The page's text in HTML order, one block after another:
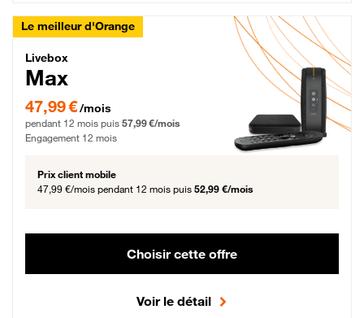
Le meilleur d'Orange
Livebox Max Fibre
Livebox
Max
47,99 € par mois pendant 12 mois puis 57,99 € par mois, Engagement 12 mois
47,99 €/mois
pendant 12 mois puis 57,99 €/mois
Engagement 12 mois
Prix client mobile
47,99 €/mois pendant 12 mois puis 52,99 €/mois
Choisir cette offre
Voir le détail